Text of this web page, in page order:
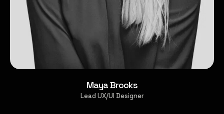
Maya Brooks
Lead UX/UI Designer